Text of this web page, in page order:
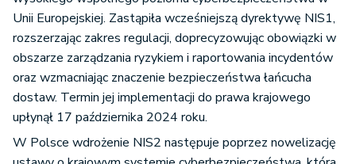
Unii Europejskiej. Zastąpiła wcześniejszą dyrektywę NIS1,
rozszerzając zakres regulacji, doprecyzowując obowiązki w
obszarze zarządzania ryzykiem i raportowania incydentów
oraz wzmacniając znaczenie bezpieczeństwa łańcucha
dostaw. Termin jej implementacji do prawa krajowego
upłynął 17 października 2024 roku.
W Polsce wdrożenie NIS2 następuje poprzez nowelizację